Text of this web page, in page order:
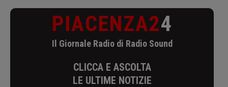
PIACENZA24
Il Giornale Radio di Radio Sound
CLICCA E ASCOLTA
LE ULTIME NOTIZIE